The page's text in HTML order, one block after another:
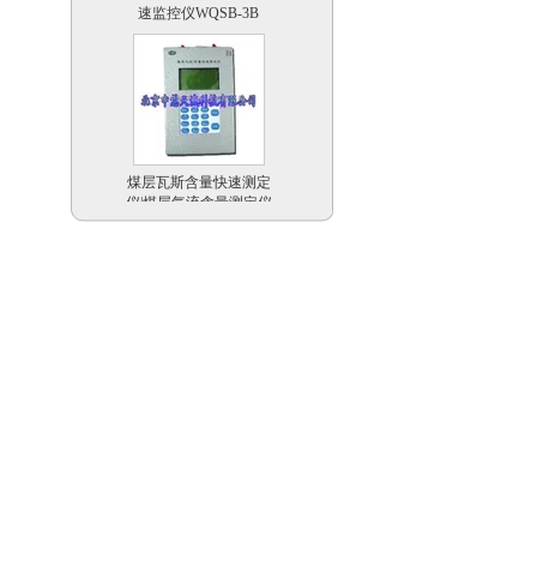
煤层瓦斯含量快速测定
仪|煤层气流含量测定仪
型号：CMQK/CHP50M